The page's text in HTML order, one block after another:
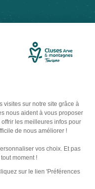
Interactive
s'appliquent.